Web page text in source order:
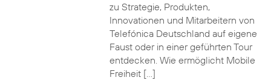
zu Strategie, Produkten,
Innovationen und Mitarbeitern von
Telefónica Deutschland auf eigene
Faust oder in einer geführten Tour
entdecken. Wie ermöglicht Mobile
Freiheit […]